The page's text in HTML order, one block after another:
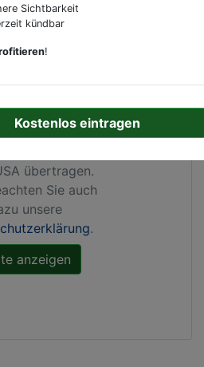
Maps Cookies
IhreIP-Adresse
übertragen.
Sie auch
unsere
.
Sichtbarkeit
kündbar
!
Kostenlos eintragen